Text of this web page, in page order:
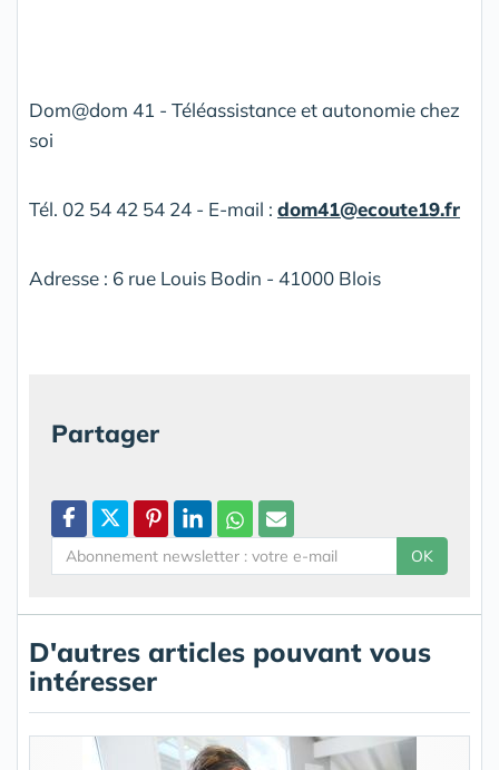
Dom@dom 41 - Téléassistance et autonomie chez
soi
Tél. 02 54 42 54 24 - E-mail : dom41@ecoute19.fr
Adresse : 6 rue Louis Bodin - 41000 Blois
Partager
OK
D'autres articles pouvant vous
intéresser